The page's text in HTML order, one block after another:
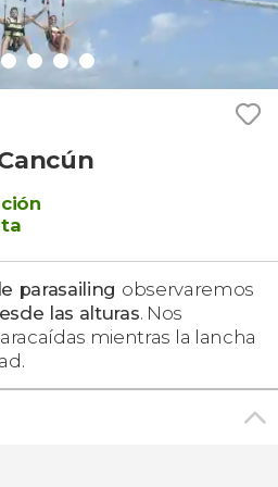
parasailing observaremos
las alturas. Nos
mientras la lancha